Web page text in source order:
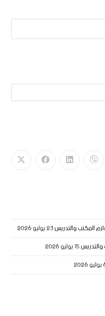
المكتب والتدريس23 يوليو 2026
15 يوليو 2026